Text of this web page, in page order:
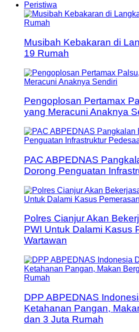
Peristiwa
Musibah Kebakaran di
19 Rumah
Pengoplosan Pertamax
yang Meracuni Anaknya
PAC ABPEDNAS
Dorong Penguatan
Polres Cianjur Akan
PWI Untuk Dalami Kasus
Wartawan
DPP ABPEDNAS
Ketahanan Pangan,
dan 3 Juta Rumah